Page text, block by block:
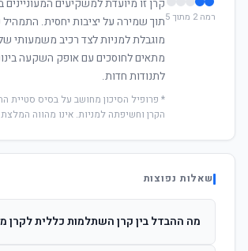
רמה 2 מתוך 5
קרן זו מיועדת למשקיעים
תוך שמירה על יציבות יחסית.
מוגבלת למניות לצד רכיב משמעותי
מתאים לחוסכים עם אופק השקעה
לתנודות חדות.
* פרופיל הסיכון מחושב על בסיס סטיית
הקרן וחשיפתה למניות. אינו מהווה
שאלות נפוצות
מה ההבדל בין קרן השתלמות כללית לקרן